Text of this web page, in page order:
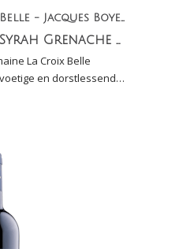
Domaine La Croix Belle - Jacques Boyer
Caringole rosé Syrah Grenache La Croix Belle
La Croix Belle
en dorstlessende
van 50% Syrah en